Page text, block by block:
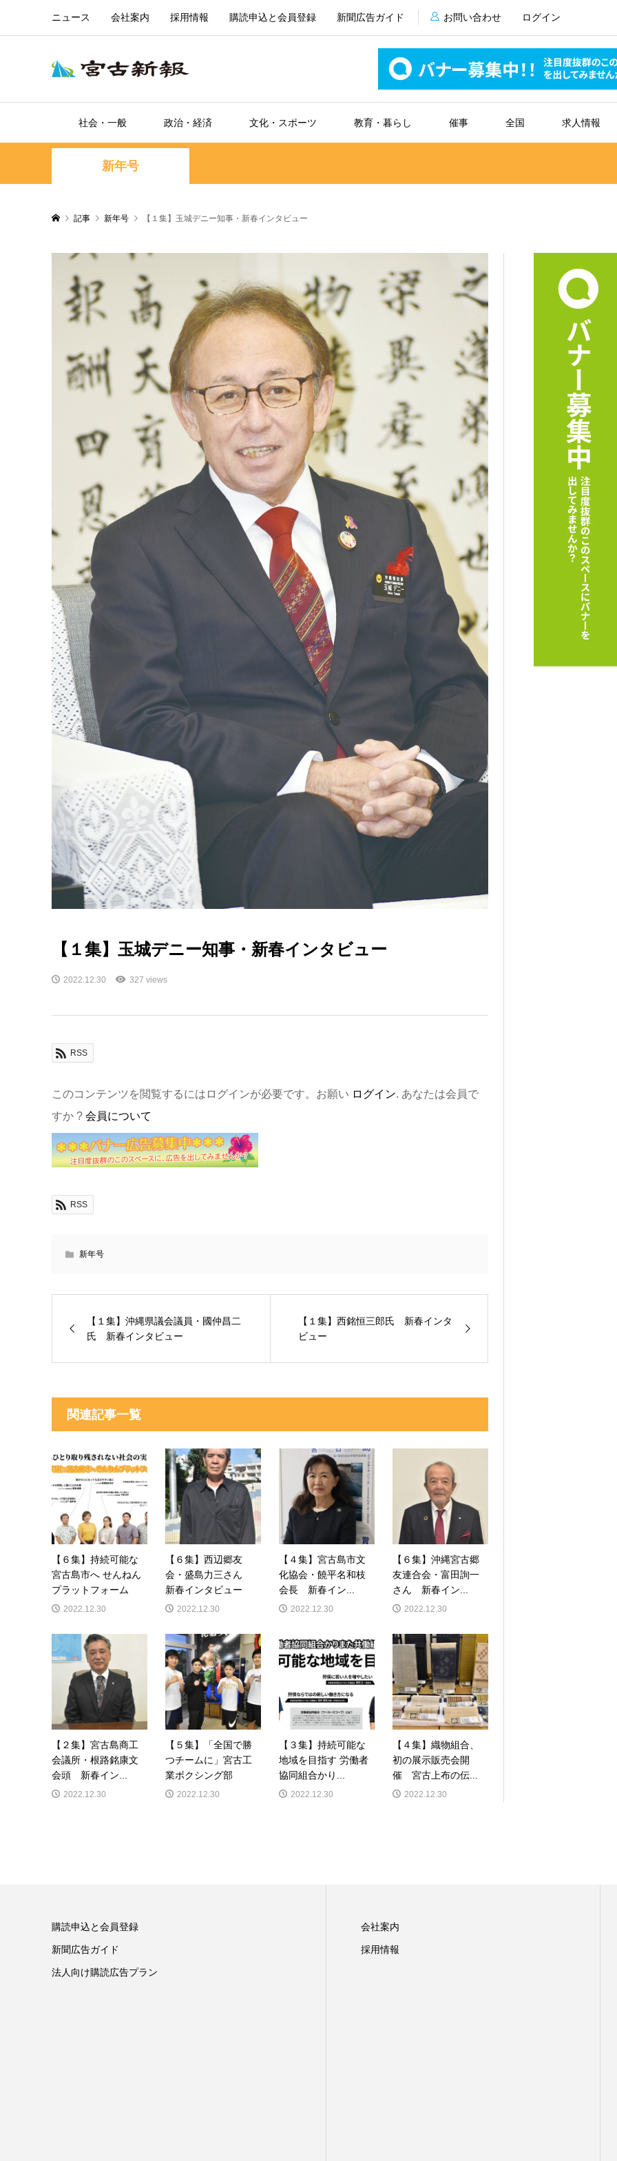
ニュース 会社案内 採用情報 購読申込と会員登録 新聞広告ガイド お問い合わせ ログイン
社会・一般 政治・経済 文化・スポーツ 教育・暮らし 催事 全国 求人情報
新年号
記事 新年号 【１集】玉城デニー知事・新春インタビュー
【１集】玉城デニー知事・新春インタビュー
2022.12.30 327 views
RSS
このコンテンツを閲覧するにはログインが必要です。お願い ログイン. あなたは会員で
すか ? 会員について
RSS
新年号
【１集】沖縄県議会議員・國仲昌二
氏 新春インタビュー
【１集】西銘恒三郎氏 新春インタ
ビュー
関連記事一覧
【６集】持続可能な
宮古島市へ せんねん
プラットフォーム
2022.12.30
【６集】西辺郷友
会・盛島力三さん
新春インタビュー
2022.12.30
【４集】宮古島市文
化協会・饒平名和枝
会長 新春イン...
2022.12.30
【６集】沖縄宮古郷
友連合会・富田詢一
さん 新春イン...
2022.12.30
【２集】宮古島商工
会議所・根路銘康文
会頭 新春イン...
2022.12.30
【５集】「全国で勝
つチームに」宮古工
業ボクシング部
2022.12.30
【３集】持続可能な
地域を目指す 労働者
協同組合かり...
2022.12.30
【４集】織物組合、
初の展示販売会開
催 宮古上布の伝...
2022.12.30
購読申込と会員登録
新聞広告ガイド
法人向け購読広告プラン
会社案内
採用情報